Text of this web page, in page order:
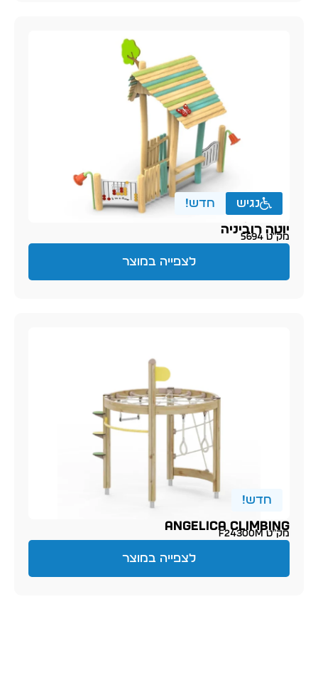
נגיש חדש!
יוטה רוביניה
מק״ט 5694
לצפייה במוצר
חדש!
ANGELICA CLIMBING
מק״ט F24300M
לצפייה במוצר